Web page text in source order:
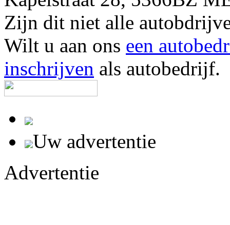
Zijn dit niet alle
Wilt u aan ons een
inschrijven als autobedrijf.
Uw advertentie
Advertentie